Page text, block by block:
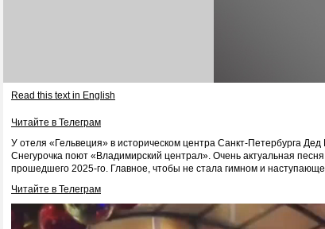
Read this text in English
Читайте в Телеграм
У отеля «Гельвеция» в историческом центра Санкт-Петербурга Дед
Снегурочка поют «Владимирский централ». Очень актуальная
прошедшего 2025-го. Главное, чтобы не стала гимном и
Читайте в Телеграм